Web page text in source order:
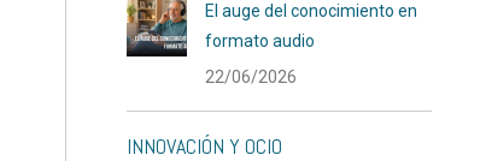
El auge del conocimiento en
formato audio
22/06/2026
INNOVACIÓN Y OCIO